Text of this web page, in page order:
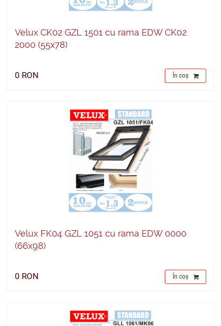
Velux CK02 GZL 1501 cu rama EDW CK02
2000 (55x78)
0 RON În coș
Velux FK04 GZL 1051 cu rama EDW 0000
(66x98)
0 RON În coș